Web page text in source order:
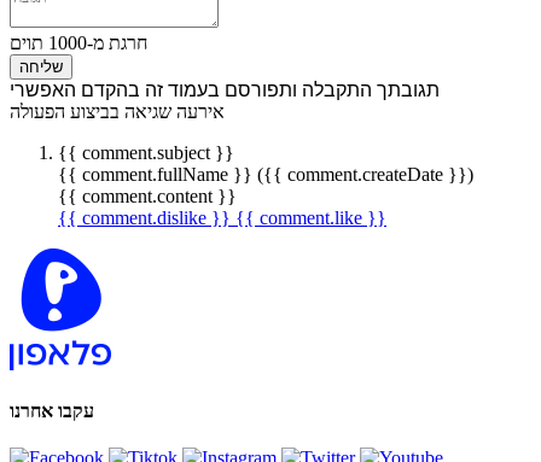
חרגת מ-1000 תוים
שליחה
תגובתך התקבלה ותפורסם בעמוד זה בהקדם האפשרי
אירעה שגיאה בביצוע הפעולה
{{ comment.subject }}
{{ comment.fullName }} ({{ comment.createDate }})
{{ comment.content }}
{{ comment.dislike }} {{ comment.like }}
עקבו אחרנו